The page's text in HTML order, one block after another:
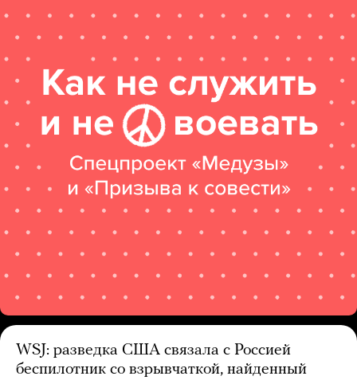
WSJ: разведка США связала с Россией
беспилотник со взрывчаткой, найденный